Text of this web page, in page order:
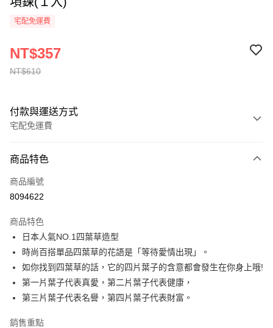
宅配免運費
NT$610
NT$357
付款與運送方式
宅配免運費
全家線上支付
運送方式
本島宅配-活動商品
免運費
離島宅配-常溫商品
免運費
商品特色
商品編號
8094622
商品特色
日本人氣NO.1四葉草造型
時尚百搭單品四葉草的花語是「等待愛情出現」。
如你找到四葉草的話，它的四片葉子的含意都會發生在你身上哦!
第一片葉子代表真愛，第二片葉子代表健康，
第三片葉子代表名譽，第四片葉子代表財富。
銷售重點